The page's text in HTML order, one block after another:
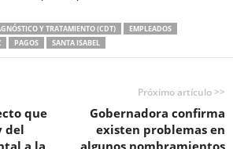
Y TRATAMIENTO (CDT)
EMPLEADOS
PAGOS SANTA ISABEL
que
del
a la
Próximo artículo >>
Gobernadora confirma
existen problemas en
algunos nombramientos